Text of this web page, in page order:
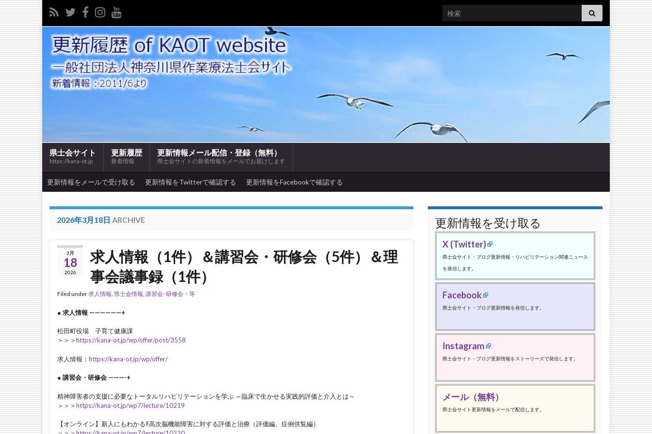
Search for:
県士会サイト
https://kana-ot.jp
更新履歴
新着情報
更新情報メール配信・登録（無料）
県士会サイトの新着情報をメールでお届けします
更新情報をメールで受け取る 更新情報をTwitterで確認する 更新情報をFacebookで確認する
2026年3月18日 ARCHIVE
3月
18
2026
求人情報（1件）＆講習会・研修会（5件）＆理
事会議事録（1件）
Filed under求人情報, 県士会情報, 講習会･研修会・等
● 求人情報 ——————+
松田町役場 子育て健康課
＞＞＞https://kana-ot.jp/wp/offer/post/3558
求人情報： https://kana-ot.jp/wp/offer/
● 講習会・研修会 ———-+
精神障害者の支援に必要なトータルリハビリテーションを学ぶ ～臨床で生かせる実践的評価と介入とは～
＞＞＞https://kana-ot.jp/wp7/lecture/10219
【オンライン】新人にもわかる‼︎高次脳機能障害に対する評価と治療（評価編、症例供覧編）
更新情報を受け取る
X (Twitter)
県士会サイト・ブログ更新情報・リハビリテーション関連ニュース
を発信します。
Facebook
県士会サイト・ブログ更新情報を発信します。
Instagram
県士会サイト・ブログ更新情報をストーリーズで発信します。
メール（無料）
県士会サイト更新情報をメールで配信します。